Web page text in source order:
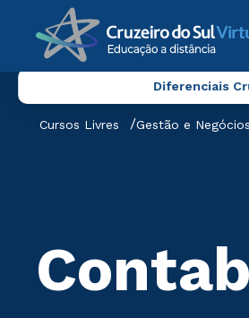
Diferenciais
Cursos Livres Gestão e Negócios